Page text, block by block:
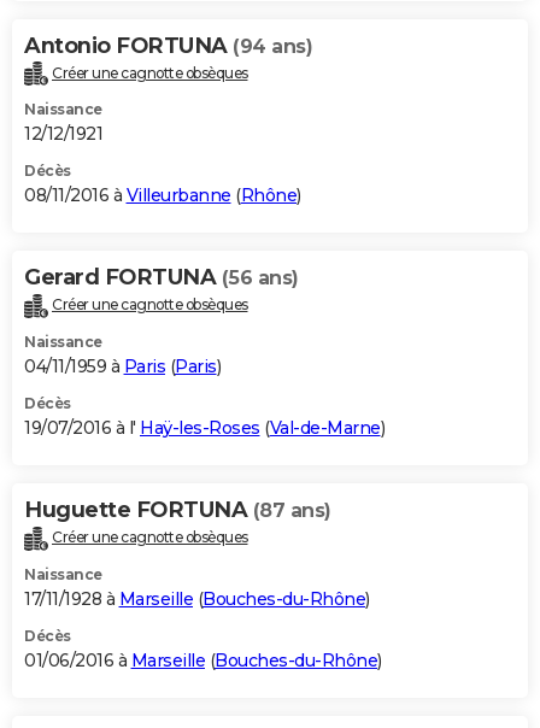
Antonio FORTUNA (94 ans)
Créer une cagnotte obsèques
Naissance
12/12/1921
Décès
08/11/2016 à Villeurbanne (Rhône)
Gerard FORTUNA (56 ans)
Créer une cagnotte obsèques
Naissance
04/11/1959 à Paris (Paris)
Décès
19/07/2016 à l' Haÿ-les-Roses (Val-de-Marne)
Huguette FORTUNA (87 ans)
Créer une cagnotte obsèques
Naissance
17/11/1928 à Marseille (Bouches-du-Rhône)
Décès
01/06/2016 à Marseille (Bouches-du-Rhône)